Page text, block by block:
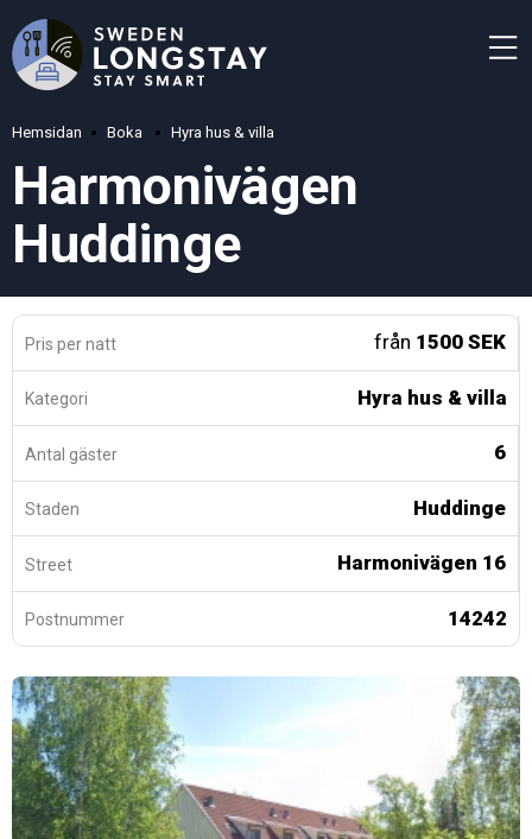
Hemsidan Boka Hyra hus & villa
Harmonivägen
Huddinge
Pris per natt från 1500 SEK
Kategori Hyra hus & villa
Antal gäster 6
Staden Huddinge
Street Harmonivägen 16
Postnummer 14242